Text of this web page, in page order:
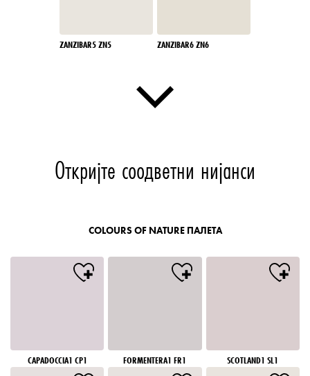
ZANZIBAR5 ZN5 ZANZIBAR6 ZN6
Откријте соодветни нијанси
COLOURS OF NATURE ПАЛЕТА
CAPADOCCIA1 CP1 FORMENTERA1 FR1 SCOTLAND1 SL1